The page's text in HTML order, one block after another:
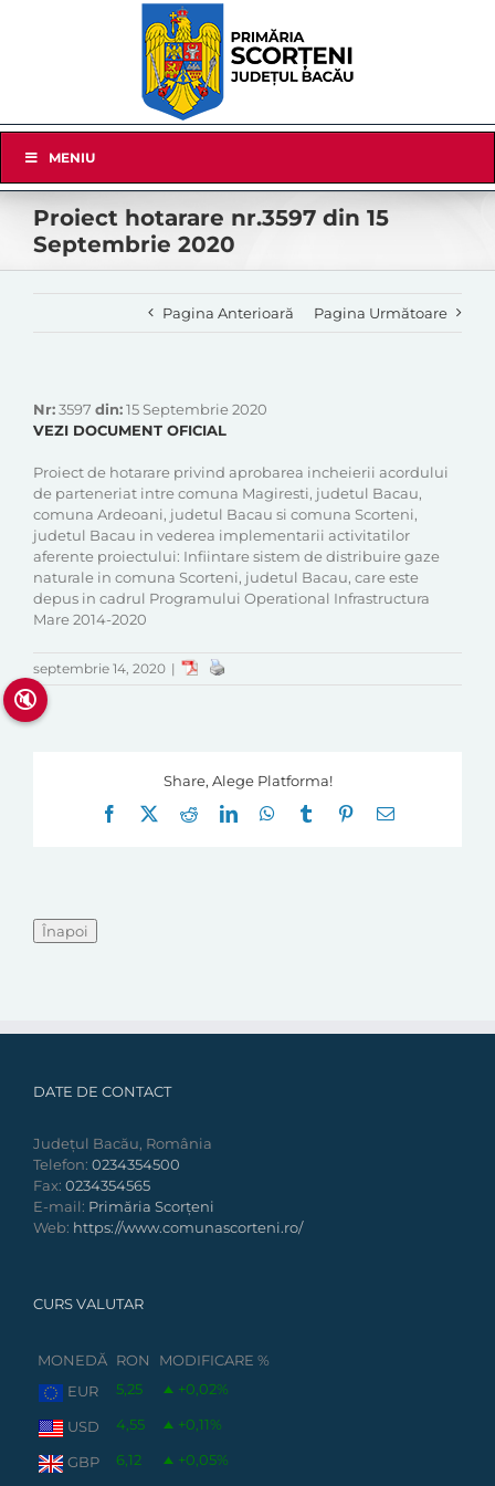
Navigation
MENIU
Proiect hotarare nr.3597 din 15
Septembrie 2020
Pagina Anterioară Pagina Următoare
Nr:3597 din:15 Septembrie 2020
VEZI DOCUMENT OFICIAL
Proiect de hotarare privind aprobarea incheierii acordului
de parteneriat intre comuna Magiresti, judetul Bacau,
comuna Ardeoani, judetul Bacau si comuna Scorteni,
judetul Bacau in vederea implementarii activitatilor
aferente proiectului: Infiintare sistem de distribuire gaze
naturale in comuna Scorteni, judetul Bacau, care este
depus in cadrul Programului Operational Infrastructura
Mare 2014-2020
septembrie 14, 2020 |
Share, Alege Platforma!
Facebook
RedditLinkedInWhatsApp
Tumblr Pinterest
E-
DATE DE CONTACT
Județul Bacău, România
Telefon: 0234354500
Fax: 0234354565
E-mail: Primăria Scorțeni
Web: https://www.comunascorteni.ro/
CURS VALUTAR
MONEDĂ RON
MODIFICARE %
EUR
5,25 +0,02%
USD 4,55 +0,11%
GBP 6,12 +0,05%
🔇